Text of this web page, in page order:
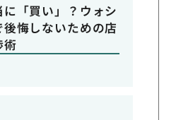
「買い」？ウォシ
悔しないための店
術